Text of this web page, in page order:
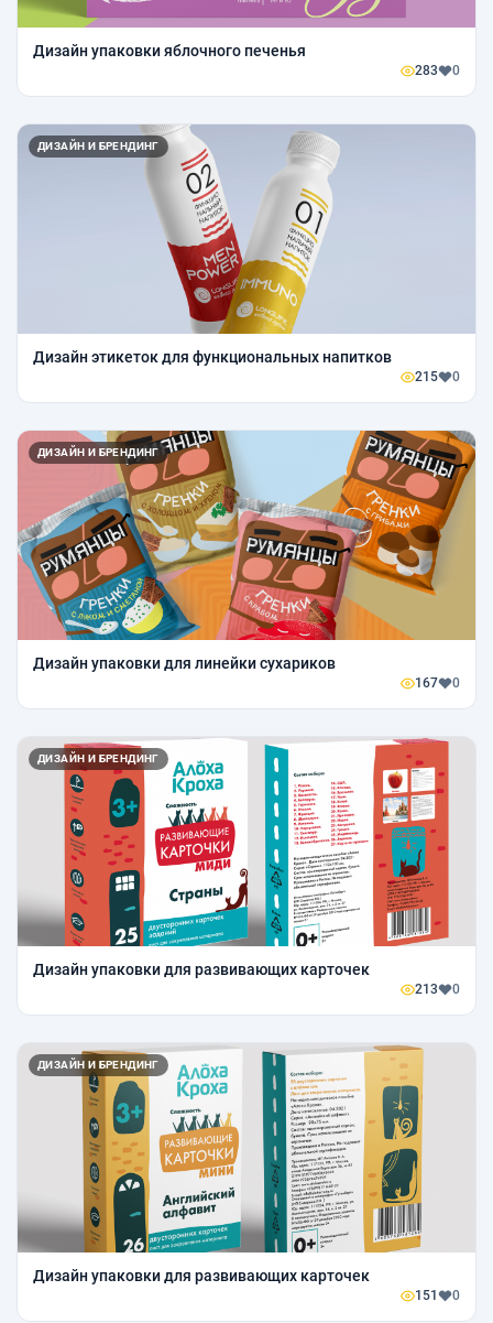
Дизайн упаковки яблочного печенья
283 0
ДИЗАЙН И БРЕНДИНГ
Дизайн этикеток для функциональных напитков
215 0
ДИЗАЙН И БРЕНДИНГ
Дизайн упаковки для линейки сухариков
167 0
ДИЗАЙН И БРЕНДИНГ
Дизайн упаковки для развивающих карточек
213 0
ДИЗАЙН И БРЕНДИНГ
Дизайн упаковки для развивающих карточек
151 0